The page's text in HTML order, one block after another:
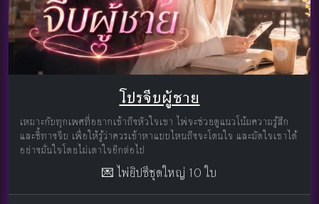
โปรจีบผู้ชาย
เหมาะกับทุกเพศที่อยากเข้าถึงหัวใจเขา ไพ่จะช่วยดูแนวโน้มความรู้สึก
และชี้ทางจีบ เพื่อให้รู้ว่าควรเข้าหาแบบไหนถึงจะโดนใจ และมัดใจเขาได้
อย่างมั่นใจโดยไม่เดาใจอีกต่อไป
💌 ไพ่ยิปซีชุดใหญ่ 10 ใบ